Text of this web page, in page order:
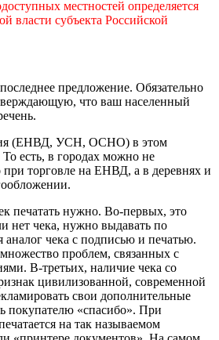
местностей определяется
власти субъекта Российской
предложение. Обязательно
что ваш населенный
(ЕНВД, УСН, ОСНО) в этом
есть, в городах можно не
торговле на ЕНВД, а в деревнях и
печатать нужно. Во-первых, это
нет чека, нужно выдавать по
аналог чека с подписью и печатью.
проблем, связанных с
В-третьих, наличие чека со
цивилизованной, современной
свои дополнительные
покупателю «спасибо». При
на так называемом